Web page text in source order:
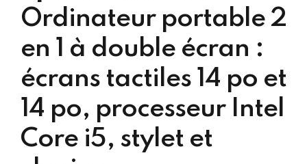
Ordinateur portable 2
en 1 à double écran :
écrans tactiles 14 po et
14 po, processeur Intel
Core i5, stylet et